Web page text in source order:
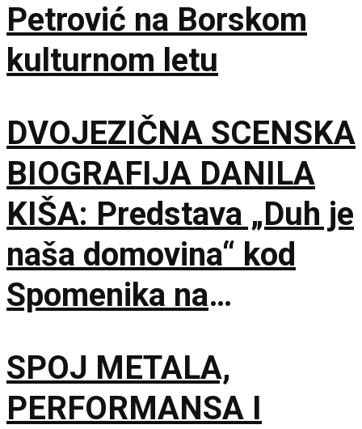
Petrović na Borskom
kulturnom letu
DVOJEZIČNA SCENSKA
BIOGRAFIJA DANILA
KIŠA: Predstava „Duh je
naša domovina“ kod
Spomenika na
SPOJ METALA,
PERFORMANSA I